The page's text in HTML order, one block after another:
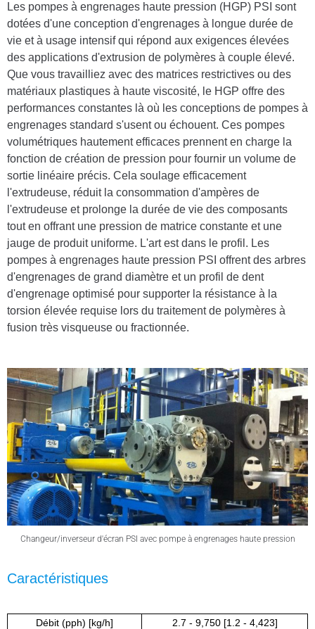
Les pompes à engrenages haute pression (HGP) PSI sont
dotées d'une conception d'engrenages à longue durée de
vie et à usage intensif qui répond aux exigences élevées
des applications d'extrusion de polymères à couple élevé.
Que vous travailliez avec des matrices restrictives ou des
matériaux plastiques à haute viscosité, le HGP offre des
performances constantes là où les conceptions de pompes à
engrenages standard s'usent ou échouent. Ces pompes
volumétriques hautement efficaces prennent en charge la
fonction de création de pression pour fournir un volume de
sortie linéaire précis. Cela soulage efficacement
l'extrudeuse, réduit la consommation d'ampères de
l'extrudeuse et prolonge la durée de vie des composants
tout en offrant une pression de matrice constante et une
jauge de produit uniforme. L'art est dans le profil. Les
pompes à engrenages haute pression PSI offrent des arbres
d'engrenages de grand diamètre et un profil de dent
d'engrenage optimisé pour supporter la résistance à la
torsion élevée requise lors du traitement de polymères à
fusion très visqueuse ou fractionnée.
Changeur/inverseur d'écran PSI avec pompe à engrenages haute pression
Caractéristiques
Débit (pph) [kg/h]
2.7 - 9,750 [1.2 - 4,423]